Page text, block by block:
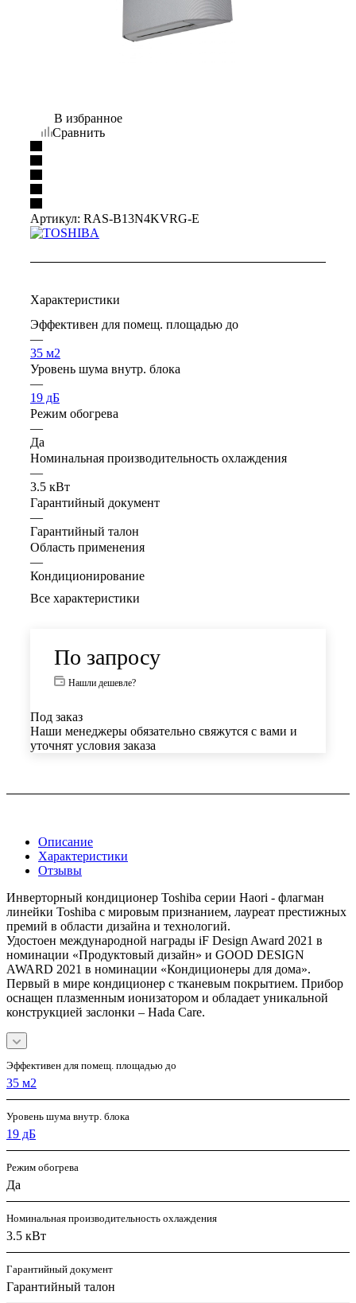
В избранное
Сравнить
Артикул: RAS-B13N4KVRG-E
Характеристики
Эффективен для помещ. площадью до
—
35 м2
Уровень шума внутр. блока
—
19 дБ
Режим обогрева
—
Да
Номинальная производительность охлаждения
—
3.5 кВт
Гарантийный документ
—
Гарантийный талон
Область применения
—
Кондиционирование
Все характеристики
По запросу
Нашли дешевле?
Под заказ
Наши менеджеры обязательно свяжутся с вами и
уточнят условия заказа
Описание
Характеристики
Отзывы
Инверторный кондиционер Toshiba серии Haori - флагман
линейки Toshiba с мировым признанием, лауреат престижных
премий в области дизайна и технологий.
Удостоен международной награды iF Design Award 2021 в
номинации «Продуктовый дизайн» и GOOD DESIGN
AWARD 2021 в номинации «Кондиционеры для дома».
Первый в мире кондиционер с тканевым покрытием. Прибор
оснащен плазменным ионизатором и обладает уникальной
конструкцией заслонки – Hada Care.
Эффективен для помещ. площадью до
35 м2
Уровень шума внутр. блока
19 дБ
Режим обогрева
Да
Номинальная производительность охлаждения
3.5 кВт
Гарантийный документ
Гарантийный талон